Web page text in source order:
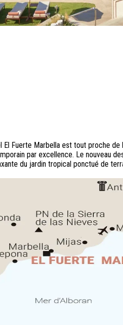
El Fuerte Marbella est tout proche
par excellence. Le nouveau
du jardin tropical ponctué de